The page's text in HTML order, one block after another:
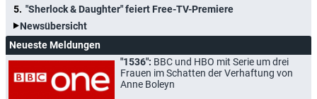
"Sherlock & Daughter" feiert Free-TV-Premiere
Newsübersicht
Neueste Meldungen
"1536": BBC und HBO mit Serie um drei
Frauen im Schatten der Verhaftung von
Anne Boleyn